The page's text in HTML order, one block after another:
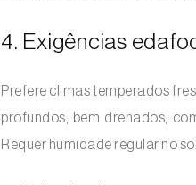
4. Exigências
Prefere climas temperados
profundos, bem drenados,
Requer humidade regular no